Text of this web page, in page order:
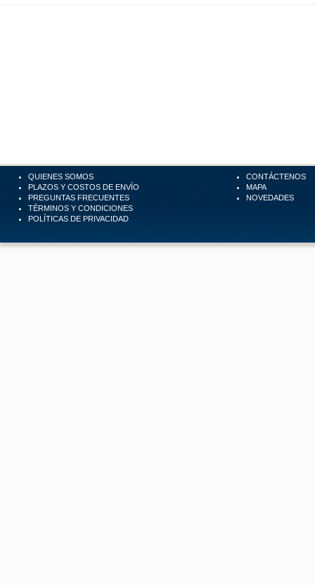
QUIENES SOMOS
PLAZOS Y COSTOS DE ENVÍO
PREGUNTAS FRECUENTES
TÉRMINOS Y CONDICIONES
POLÍTICAS DE PRIVACIDAD
CONTÁCTENOS
MAPA
NOVEDADES